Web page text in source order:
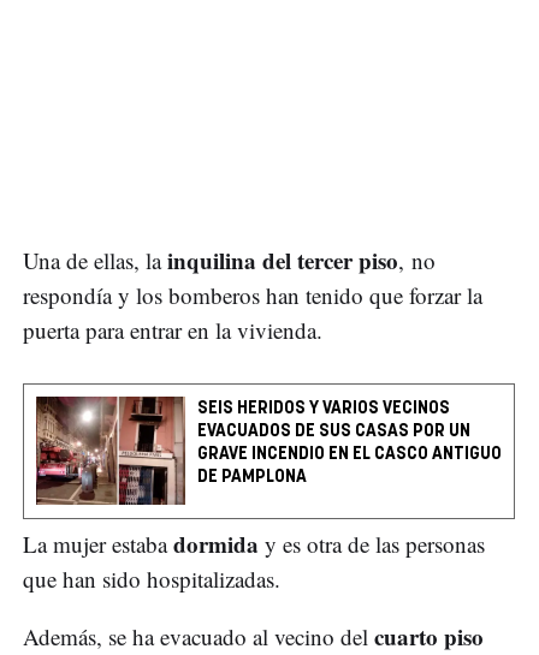
Una de ellas, lainquilina del tercer piso, no
respondía y los bomberos han tenido que forzar la
puerta para entrar en la vivienda.
SEIS HERIDOS Y VARIOS VECINOS
EVACUADOS DE SUS CASAS POR UN
GRAVE INCENDIO EN EL CASCO ANTIGUO
DE PAMPLONA
La mujer estabadormida y es otra de las personas
que han sido hospitalizadas.
Además, se ha evacuado al vecino del cuarto piso